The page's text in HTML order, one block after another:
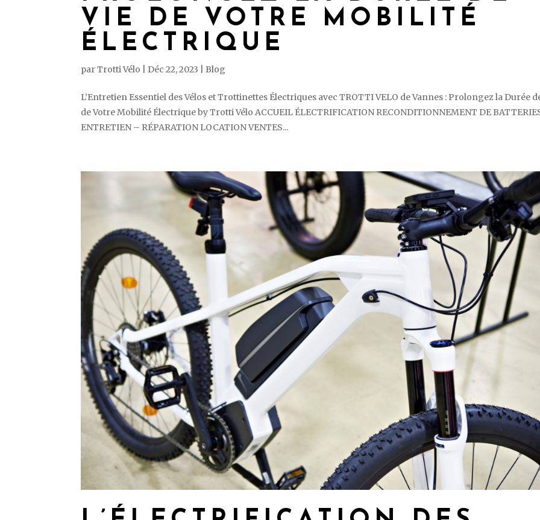
VIE DE VOTRE MOBILITÉ
ÉLECTRIQUE
parTrotti Vélo Déc 22, 2023 Blog
L’Entretien Essentiel des Vélos et Trottinettes Électriques avec TROTTI VELO de Vannes : Prolongez la Durée
de Votre Mobilité Électrique by Trotti Vélo ACCUEIL ÉLECTRIFICATION RECONDITIONNEMENT DE
ENTRETIEN – RÉPARATION LOCATION VENTES...